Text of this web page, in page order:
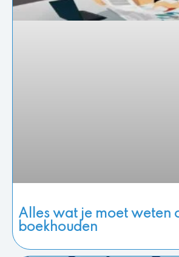
Alles wat je moet weten
boekhouden